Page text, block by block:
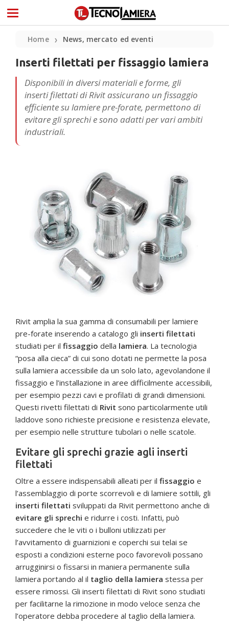
Home ❯ News, mercato ed eventi
Inserti filettati per fissaggio lamiera
Disponibili in diversi materiali e forme, gli
inserti filettati di Rivit assicurano un fissaggio
efficiente su lamiere pre-forate, permettono di
evitare gli sprechi e sono adatti per vari ambiti
industriali.
Rivit amplia la sua gamma di consumabili per lamiere
pre-forate inserendo a catalogo gli inserti filettati
studiati per il fissaggio della lamiera. La tecnologia
“posa alla cieca” di cui sono dotati ne permette la posa
sulla lamiera accessibile da un solo lato, agevolandone il
fissaggio e l’installazione in aree difficilmente accessibili,
per esempio pezzi cavi e profilati di grandi dimensioni.
Questi rivetti filettati di Rivit sono particolarmente utili
laddove sono richieste precisione e resistenza elevate,
per esempio nelle strutture tubolari o nelle scatole.
Evitare gli sprechi grazie agli inserti
filettati
Oltre a essere indispensabili alleati per il fissaggio e
l’assemblaggio di porte scorrevoli e di lamiere sottili, gli
inserti filettati sviluppati da Rivit permettono anche di
evitare gli sprechi e ridurre i costi. Infatti, può
succedere che le viti o i bulloni utilizzati per
l’avvitamento di guarnizioni e coperchi sui telai se
esposti a condizioni esterne poco favorevoli possano
arrugginirsi o fissarsi in maniera permanente sulla
lamiera portando al il taglio della lamiera stessa per
essere rimossi. Gli inserti filettati di Rivit sono studiati
per facilitarne la rimozione in modo veloce senza che
l’operatore debba procedere al taglio della lamiera.